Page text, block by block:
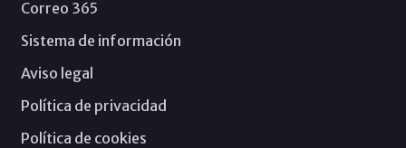
Correo 365
Sistema de información
Aviso legal
Política de privacidad
Política de cookies